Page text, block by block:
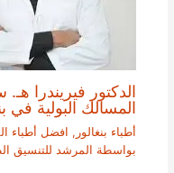
الدكتور فيريندرا
المسالك البولية في
أطباء بنغالور , افضل أطباء
بواسطة المرشد للتنسيق